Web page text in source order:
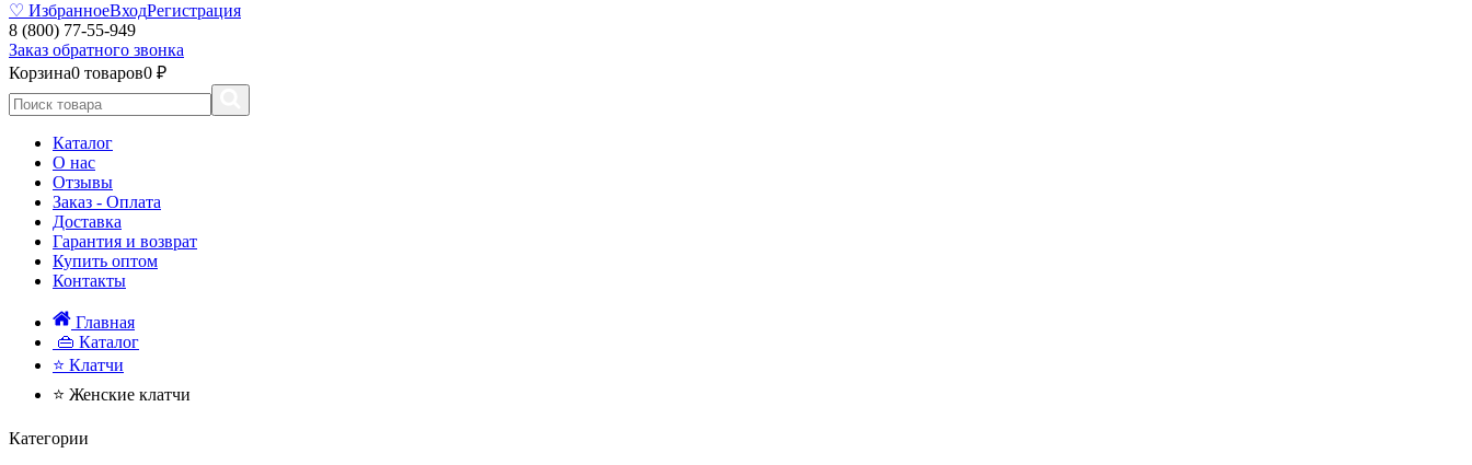
♡ ИзбранноеВходРегистрация
8 (800) 77-55-949
Заказ обратного звонка
Корзина0 товаров0 ₽
Каталог
О нас
Отзывы
Заказ - Оплата
Доставка
Гарантия и возврат
Купить оптом
Контакты
Главная
👜 Каталог
⭐ Клатчи
⭐ Женские клатчи
Категории